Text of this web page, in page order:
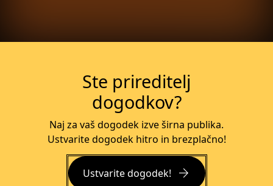
Ste prireditelj
dogodkov?
Naj za vaš dogodek izve širna publika.
Ustvarite dogodek hitro in brezplačno!
Ustvarite dogodek! arrow_forward